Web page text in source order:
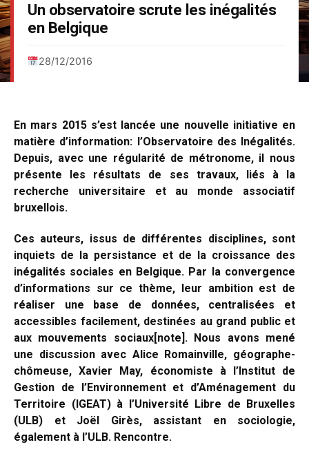
Un observatoire scrute les inégalités
en Belgique
28/12/2016
En mars 2015 s’est lancée une nouvelle initiative en
matière d’information: l’Observatoire des Inégalités.
Depuis, avec une régularité de métronome, il nous
présente les résultats de ses travaux, liés à la
recherche universitaire et au monde associatif
bruxellois.
Ces auteurs, issus de différentes disciplines, sont
inquiets de la persistance et de la croissance des
inégalités sociales en Belgique. Par la convergence
d’informations sur ce thème, leur ambition est de
réaliser une base de données, centralisées et
accessibles facilement, destinées au grand public et
aux mouvements sociaux[note]. Nous avons mené
une discussion avec Alice Romainville, géographe-
chômeuse, Xavier May, économiste à l’Institut de
Gestion de l’Environnement et d’Aménagement du
Territoire (IGEAT) à l’Université Libre de Bruxelles
(ULB) et Joël Girès, assistant en sociologie,
également à l’ULB. Rencontre.